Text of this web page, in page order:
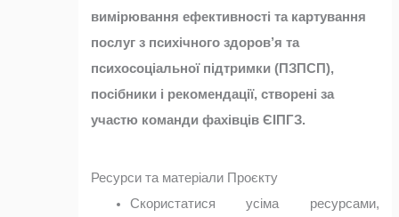
вимірювання ефективності та картування
послуг з психічного здоров’я та
психосоціальної підтримки (ПЗПСП),
посібники і рекомендації, створені за
участю команди фахівців ЄІПГЗ.
Ресурси та матеріали Проєкту
Скористатися усіма ресурсами,